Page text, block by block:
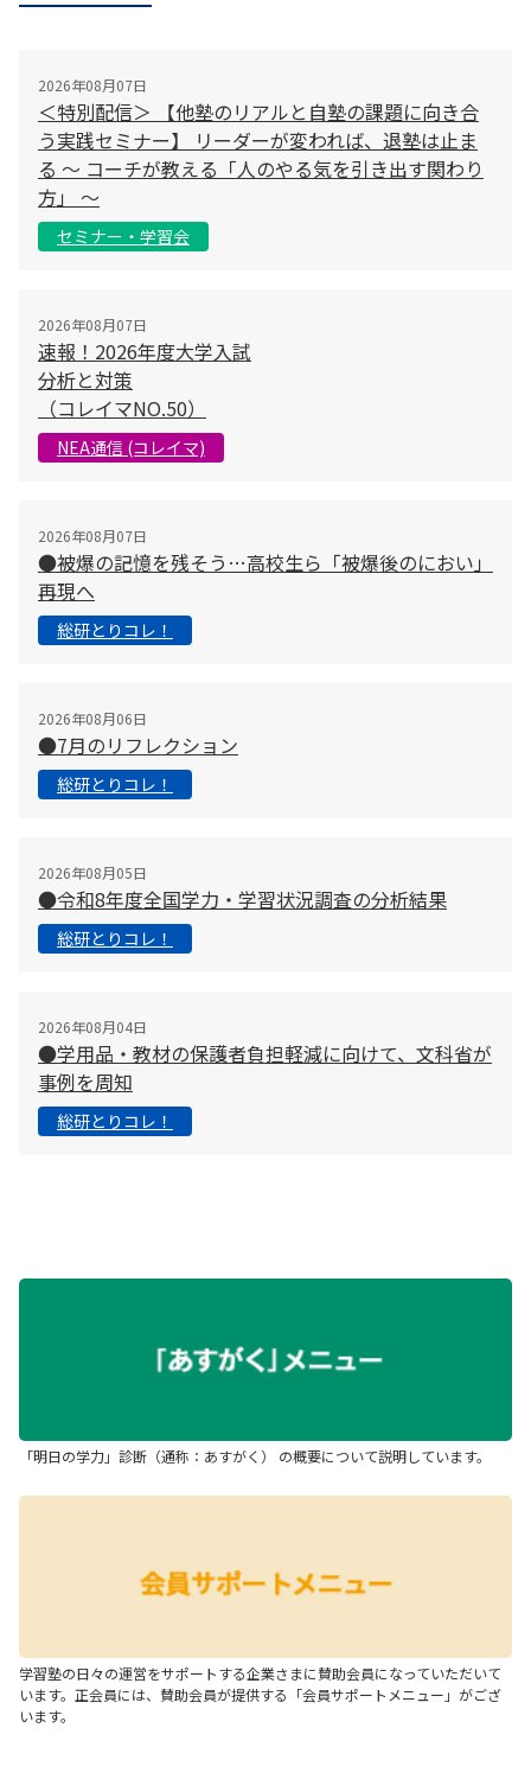
2026年08月07日
＜特別配信＞ 【他塾のリアルと自塾の課題に向き合
う実践セミナー】 リーダーが変われば、退塾は止ま
る 〜 コーチが教える「人のやる気を引き出す関わり
方」 〜
セミナー・学習会
2026年08月07日
速報！2026年度大学入試
分析と対策
（コレイマNO.50）
NEA通信 (コレイマ)
2026年08月07日
●被爆の記憶を残そう…高校生ら「被爆後のにおい」
再現へ
総研とりコレ！
2026年08月06日
●7月のリフレクション
総研とりコレ！
2026年08月05日
●令和8年度全国学力・学習状況調査の分析結果
総研とりコレ！
2026年08月04日
●学用品・教材の保護者負担軽減に向けて、文科省が
事例を周知
総研とりコレ！
「明日の学力」診断（通称：あすがく） の概要について説明しています。
学習塾の日々の運営をサポートする企業さまに賛助会員になっていただいて
います。正会員には、賛助会員が提供する「会員サポートメニュー」がござ
います。